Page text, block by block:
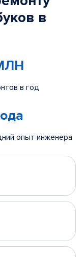
в
в год
опыт инженера